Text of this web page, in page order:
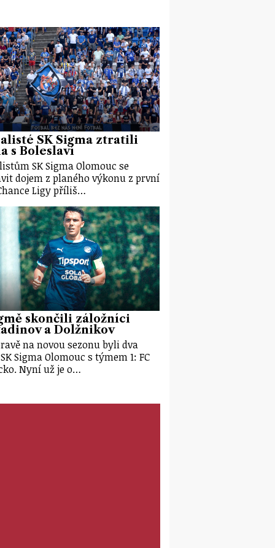
SK Sigma ztratili
s Boleslaví
SK Sigma Olomouc se
dojem z planého výkonu z první
Ligy příliš…
skončili záložníci
a Dolžnikov
na novou sezonu byli dva
Sigma Olomouc s týmem 1: FC
Nyní už je o…